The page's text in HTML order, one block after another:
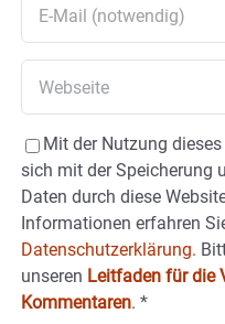
Mit der Nutzung
sich mit der Speicherung
Daten durch diese
Informationen erfahren
Datenschutzerklärung.
unseren Leitfaden für die
Kommentaren. *